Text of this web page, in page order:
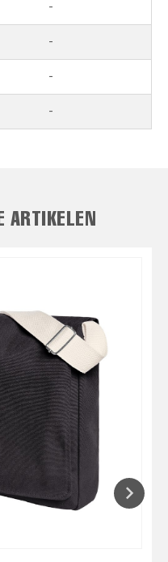
-
-
-
-
ARTIKELEN